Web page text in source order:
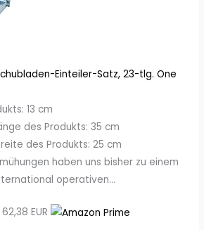
Einteiler-Satz, 23-tlg. One
13 cm
des Produkts: 35 cm
des Produkts: 25 cm
haben uns bisher zu einem
operativen...
62,38 EUR